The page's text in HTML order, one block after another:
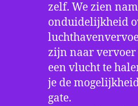
zelf. We zien
onduidelijkheid
zijn naar vervoer
een vlucht te
je de
gate.